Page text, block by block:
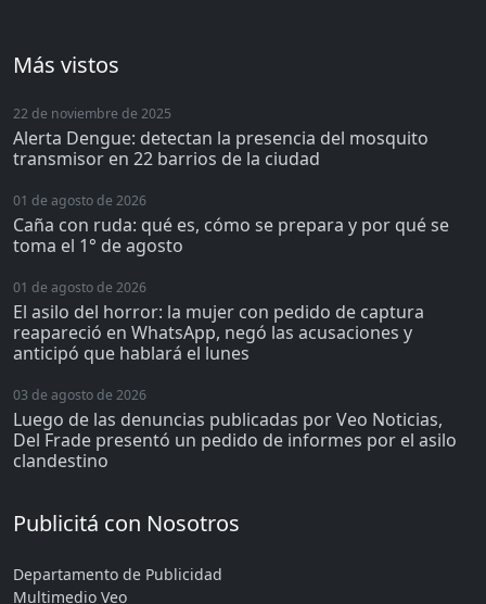
Más vistos
22 de noviembre de 2025
Alerta Dengue: detectan la presencia del mosquito
transmisor en 22 barrios de la ciudad
01 de agosto de 2026
Caña con ruda: qué es, cómo se prepara y por qué se
toma el 1° de agosto
01 de agosto de 2026
El asilo del horror: la mujer con pedido de captura
reapareció en WhatsApp, negó las acusaciones y
anticipó que hablará el lunes
03 de agosto de 2026
Luego de las denuncias publicadas por Veo Noticias,
Del Frade presentó un pedido de informes por el asilo
clandestino
Publicitá con Nosotros
Departamento de Publicidad
Multimedio Veo